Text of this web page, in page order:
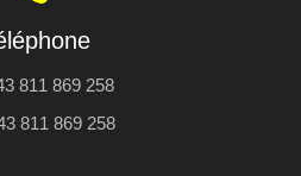
811 869 258
811 869 258